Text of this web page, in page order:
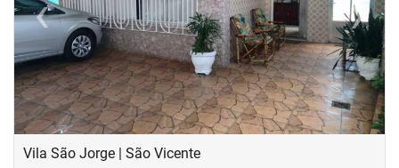
‹Previous ›Next
Vila São Jorge | São Vicente